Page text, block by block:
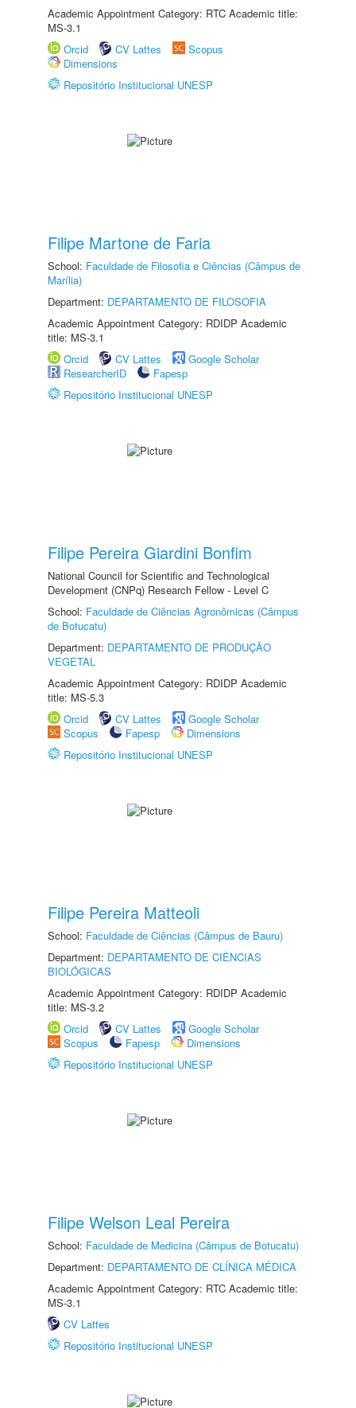
Academic Appointment Category: RTC Academic title:
MS-3.1
Orcid
CV Lattes
Scopus
Dimensions
Repositório Institucional UNESP
Filipe Martone de Faria
School: Faculdade de Filosofia e Ciências (Câmpus de
Marília)
Department: DEPARTAMENTO DE FILOSOFIA
Academic Appointment Category: RDIDP Academic
title: MS-3.1
Orcid
CV Lattes
Google Scholar
ResearcherID
Fapesp
Repositório Institucional UNESP
Filipe Pereira Giardini Bonfim
National Council for Scientific and Technological
Development (CNPq) Research Fellow - Level C
School: Faculdade de Ciências Agronômicas (Câmpus
de Botucatu)
Department: DEPARTAMENTO DE PRODUÇÃO
VEGETAL
Academic Appointment Category: RDIDP Academic
title: MS-5.3
Orcid
CV Lattes
Google Scholar
Scopus
Fapesp
Dimensions
Repositório Institucional UNESP
Filipe Pereira Matteoli
School: Faculdade de Ciências (Câmpus de Bauru)
Department: DEPARTAMENTO DE CIÊNCIAS
BIOLÓGICAS
Academic Appointment Category: RDIDP Academic
title: MS-3.2
Orcid
CV Lattes
Google Scholar
Scopus
Fapesp
Dimensions
Repositório Institucional UNESP
Filipe Welson Leal Pereira
School: Faculdade de Medicina (Câmpus de Botucatu)
Department: DEPARTAMENTO DE CLÍNICA MÉDICA
Academic Appointment Category: RTC Academic title:
MS-3.1
CV Lattes
Repositório Institucional UNESP